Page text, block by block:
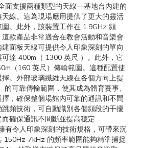
面支援兩種類型的天線—基地台內建的
線。這為現場應用提供了更大的靈活
。此外，該裝置工作在 1.9GHz 頻
款產品非常適合在教會活動和音樂會
面板天線可提供令人印象深刻的單向
達 400m（ 1300 英尺 ）。此外，它
（160 英尺）傳輸範圍。這種配置使
。外部玻璃纖維天線在各個方向上提
可靠傳輸範圍，使其成為體育賽事、
，確保整個場館內可靠的通訊和不間
頻技術，可自動識別各個頻段的干擾
確保通訊不間斷並提高穩定
有令人印象深刻的技術規格，可帶來沉
150Hz-7kHz 的頻率範圍能夠精準捕捉